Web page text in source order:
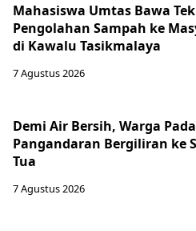
Mahasiswa Umtas Bawa
Pengolahan Sampah ke
di Kawalu Tasikmalaya
7 Agustus 2026
Demi Air Bersih, Warga
Pangandaran Bergiliran ke
Tua
7 Agustus 2026